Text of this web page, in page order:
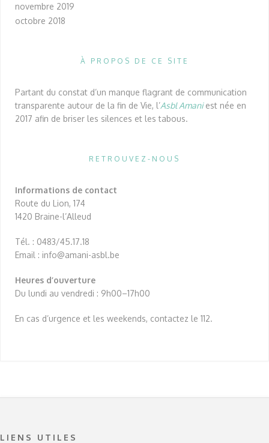
novembre 2019
octobre 2018
À PROPOS DE CE SITE
Partant du constat d’un manque flagrant de communication
transparente autour de la fin de Vie, l’Asbl Amaniest née en
2017 afin de briser les silences et les tabous.
RETROUVEZ-NOUS
Informations de contact
Route du Lion, 174
1420 Braine-l’Alleud
Tél. : 0483/45.17.18
Email : info@amani-asbl.be
Heures d’ouverture
Du lundi au vendredi : 9h00–17h00
En cas d’urgence et les weekends, contactez le 112.
LIENS UTILES